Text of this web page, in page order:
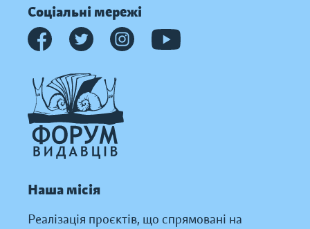
Соціальні мережі
Наша місія
Реалізація проєктів, що спрямовані на